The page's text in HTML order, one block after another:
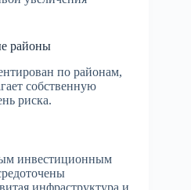
районы
по районам,
собственную
риска.
инвестиционным
инфраструктура и